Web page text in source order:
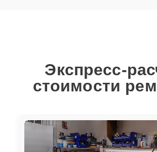
Экспресс-
стоимости